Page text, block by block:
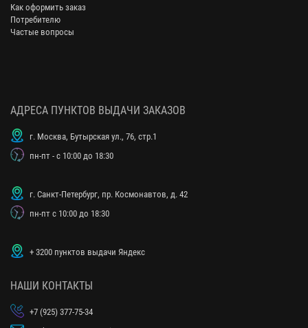
Как оформить заказ
Потребителю
Частые вопросы
АДРЕСА ПУНКТОВ ВЫДАЧИ ЗАКАЗОВ
г. Москва, Бутырская ул., 76, стр.1
пн-пт - с 10:00 до 18:30
г. Санкт-Петербург, пр. Космонавтов, д. 42
пн-пт с 10:00 до 18:30
+ 3200 пунктов выдачи Яндекс
НАШИ КОНТАКТЫ
+7 (925) 377-75-34